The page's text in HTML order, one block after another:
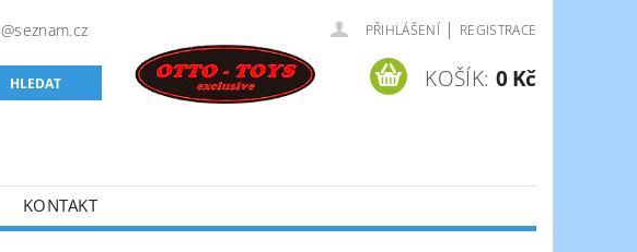
PŘIHLÁŠENÍ | REGISTRACE
KOŠÍK: 0 Kč
KONTAKT